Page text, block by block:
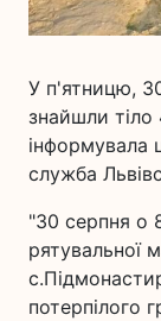
У п'ятницю,
знайшли тіло
інформувала
служба
"30 серпня о
рятувальної
потерпілого